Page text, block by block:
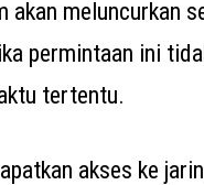
akan meluncurkan
permintaan ini
tertentu.
akses ke